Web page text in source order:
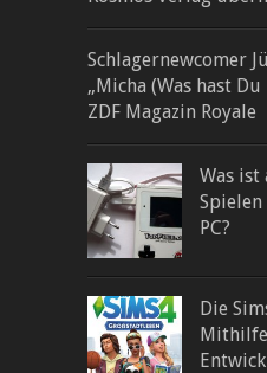
Schlagernewcomer
„Micha (Was hast
ZDF Magazin Royale
Was ist
Spielen
PC?
Die